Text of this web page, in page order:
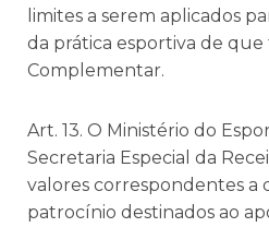
limites a serem aplicados
da prática esportiva de que
Complementar.
Art. 13. O Ministério do
Secretaria Especial da
valores correspondentes a
patrocínio destinados ao